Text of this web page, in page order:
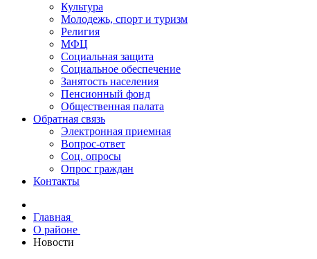
Культура
Молодежь, спорт и туризм
Религия
МФЦ
Социальная защита
Социальное обеспечение
Занятость населения
Пенсионный фонд
Общественная палата
Обратная связь
Электронная приемная
Вопрос-ответ
Соц. опросы
Опрос граждан
Контакты
Главная
О районе
Новости